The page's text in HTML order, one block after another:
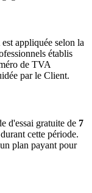
appliquée selon la
établis
de TVA
par le Client.
d'essai gratuite de 7
cette période.
plan payant pour